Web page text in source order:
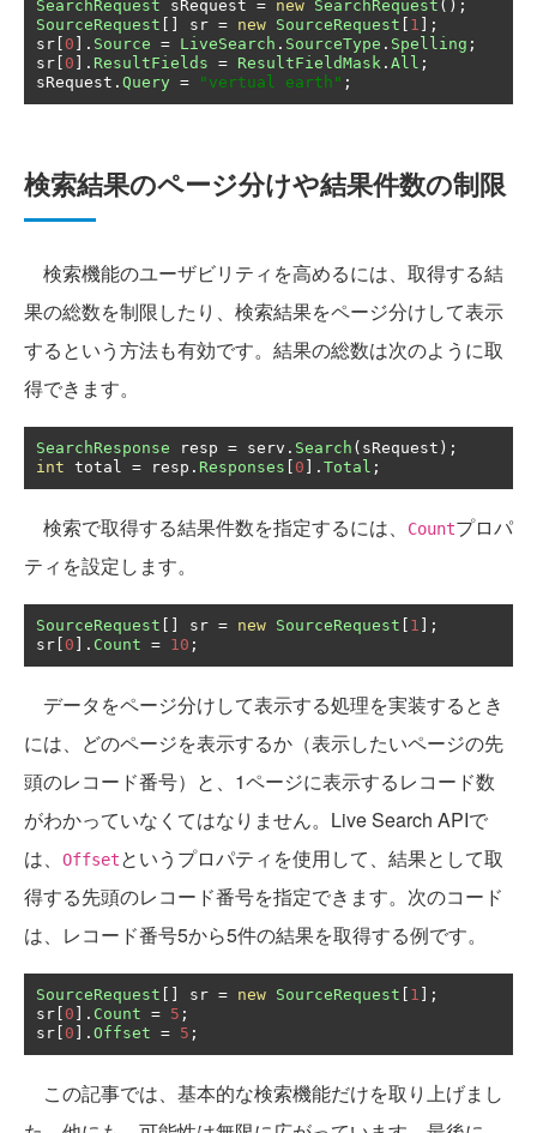
SearchRequest sRequest = new SearchRequest ();
SourceRequest
sr = new SourceRequest 1
];
sr 0 ]. Source = LiveSearch . SourceType . Spelling ;
sr 0 ]. ResultFields = ResultFieldMask . All ;
sRequest . Query = "vertual earth" ;
検索結果のページ分けや結果件数の制限
検索機能のユーザビリティを高めるには、取得する結
果の総数を制限したり、検索結果をページ分けして表示
するという方法も有効です。結果の総数は次のように取
得できます。
SearchResponse resp = serv . Search ( sRequest );
int total = resp . Responses 0 ]. Total ;
検索で取得する結果件数を指定するには、 Countプロパ
ティを設定します。
SourceRequest sr = new SourceRequest 1
];
sr 0 ]. Count = 10 ;
データをページ分けして表示する処理を実装するとき
には、どのページを表示するか（表示したいページの先
頭のレコード番号）と、1ページに表示するレコード数
がわかっていなくてはなりません。Live Search APIで
は、
Offsetというプロパティを使用して、結果として取
得する先頭のレコード番号を指定できます。次のコード
は、レコード番号5から5件の結果を取得する例です。
SourceRequest sr = new SourceRequest 1
];
sr 0 ]. Count = 5 ;
sr 0 ]. Offset = 5 ;
この記事では、基本的な検索機能だけを取り上げまし